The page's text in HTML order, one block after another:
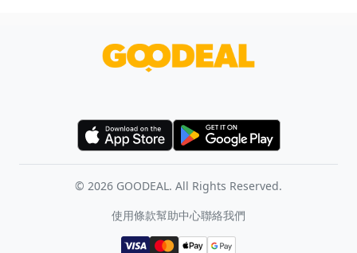
© 2026 GOODEAL. All Rights Reserved.
使用條款幫助中心聯絡我們